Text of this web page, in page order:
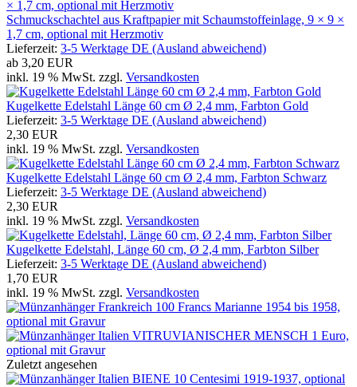
Schmuckschachtel aus Kraftpapier mit Schaumstoffeinlage, 9 × 9 ×
1,7 cm, optional mit Herzmotiv
Lieferzeit: 3-5 Werktage DE (Ausland abweichend)
ab 3,20 EUR
inkl. 19 % MwSt. zzgl. Versandkosten
Kugelkette Edelstahl Länge 60 cm Ø 2,4 mm, Farbton Gold
Lieferzeit: 3-5 Werktage DE (Ausland abweichend)
2,30 EUR
inkl. 19 % MwSt. zzgl. Versandkosten
Kugelkette Edelstahl Länge 60 cm Ø 2,4 mm, Farbton Schwarz
Lieferzeit: 3-5 Werktage DE (Ausland abweichend)
2,30 EUR
inkl. 19 % MwSt. zzgl. Versandkosten
Kugelkette Edelstahl, Länge 60 cm, Ø 2,4 mm, Farbton Silber
Lieferzeit: 3-5 Werktage DE (Ausland abweichend)
1,70 EUR
inkl. 19 % MwSt. zzgl. Versandkosten
Zuletzt angesehen